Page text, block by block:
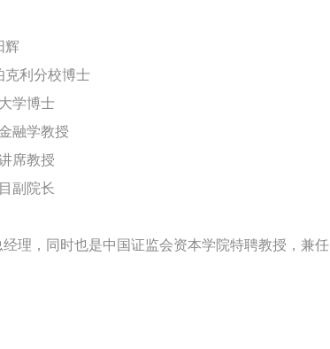
辉
克利分校博士
学博士
融学教授
席教授
副院长
理，同时也是中国证监会资本学院特聘教授，兼任